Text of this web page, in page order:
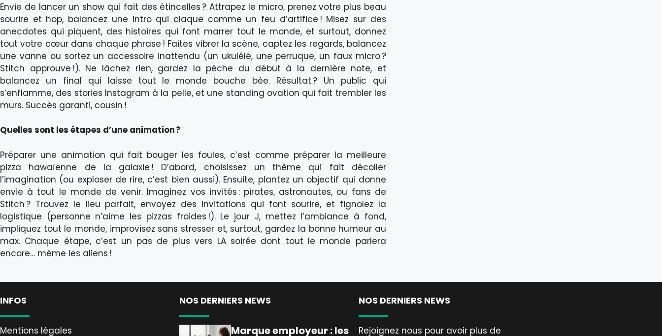
Envie de lancer un show qui fait des étincelles ? Attrapez le micro, prenez votre plus beau
sourire et hop, balancez une intro qui claque comme un feu d’artifice ! Misez sur des
anecdotes qui piquent, des histoires qui font marrer tout le monde, et surtout, donnez
tout votre cœur dans chaque phrase ! Faites vibrer la scène, captez les regards, balancez
une vanne ou sortez un accessoire inattendu (un ukulélé, une perruque, un faux micro ?
Stitch approuve !). Ne lâchez rien, gardez la pêche du début à la dernière note, et
balancez un final qui laisse tout le monde bouche bée. Résultat ? Un public qui
s’enflamme, des stories Instagram à la pelle, et une standing ovation qui fait trembler les
murs. Succès garanti, cousin !
Quelles sont les étapes d’une animation ?
Préparer une animation qui fait bouger les foules, c’est comme préparer la meilleure
pizza hawaïenne de la galaxie ! D’abord, choisissez un thème qui fait décoller
l’imagination (ou exploser de rire, c’est bien aussi). Ensuite, plantez un objectif qui donne
envie à tout le monde de venir. Imaginez vos invités : pirates, astronautes, ou fans de
Stitch ? Trouvez le lieu parfait, envoyez des invitations qui font sourire, et fignolez la
logistique (personne n’aime les pizzas froides !). Le jour J, mettez l’ambiance à fond,
impliquez tout le monde, improvisez sans stresser et, surtout, gardez la bonne humeur au
max. Chaque étape, c’est un pas de plus vers LA soirée dont tout le monde parlera
encore… même les aliens !
INFOS
Mentions légales
NOS DERNIERS NEWS
Marque employeur : les
NOS DERNIERS NEWS
Rejoignez nous pour avoir plus de